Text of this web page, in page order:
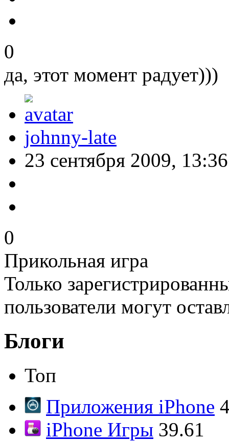
0
да, этот момент радует)))
johnny-late
23 сентября 2009, 13:36
0
Прикольная игра
Только
пользователи могут
Блоги
Топ
Приложения iPhone
iPhone Игры 39.61